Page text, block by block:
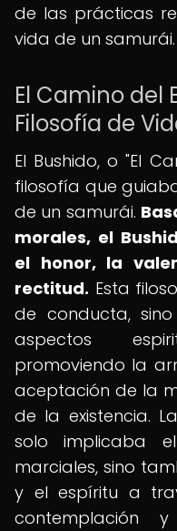
de las prácticas
vida de un samurái.
El Camino del
Filosofía de
El Bushido, o "El
filosofía que
de un samurái.
morales, el
el honor, la
rectitud. Esta
de conducta,
aspectos
promoviendo la
aceptación de la
de la existencia.
solo implicaba
marciales, sino
y el espíritu a